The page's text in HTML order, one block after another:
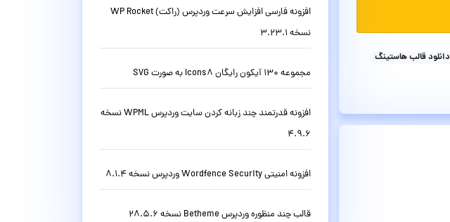
دانلود قالب هاستینگ
افزونه فارسی افزایش سرعت وردپرس (راکت) WP Rocket
نسخه 3.23.1
مجموعه 130 آیکون رایگان Icons8 به صورت SVG
افزونه قدرتمند چند زبانه کردن سایت وردپرس WPML نسخه
4.9.6
افزونه امنیتی Wordfence Security وردپرس نسخه 8.1.4
قالب چند منظوره وردپرس Betheme نسخه 28.5.6